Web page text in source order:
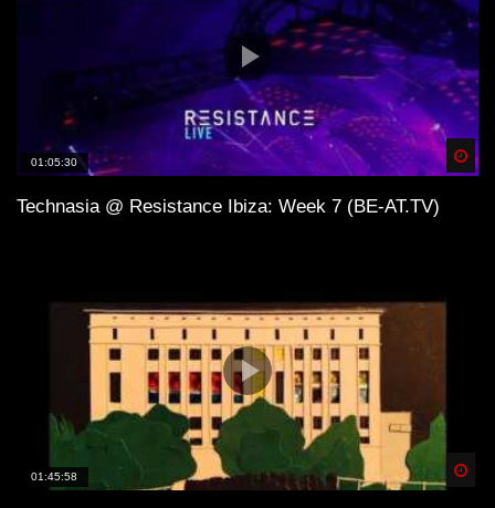
01:05:30
Technasia @ Resistance Ibiza: Week 7 (BE-AT.TV)
01:45:58